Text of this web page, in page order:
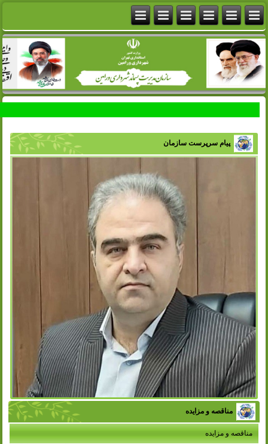
پیام سرپرست سازمان
مناقصه و مزایده
مناقصه و مزایده